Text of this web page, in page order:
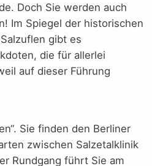
Doch Sie werden auch
Im Spiegel der historischen
gibt es
die für allerlei
auf dieser Führung
Sie finden den Berliner
zwischen Salzetalklinik
Rundgang führt Sie am